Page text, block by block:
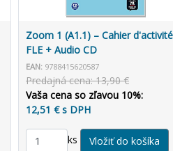
Zoom 1 (A1.1) – Cahier
FLE + Audio CD
EAN: 9788415620587
Predajná cena: 13,90 €
Vaša cena so zľavou 10%:
12,51 € s DPH
ks